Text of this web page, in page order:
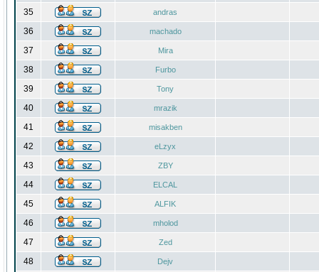
35 andras
36 machado
37 Mira
38 Furbo
39 Tony
40 mrazik
41 misakben
42 eLzyx
43 ZBY
44 ELCAL
45 ALFIK
46 mholod
47 Zed
48 Dejv